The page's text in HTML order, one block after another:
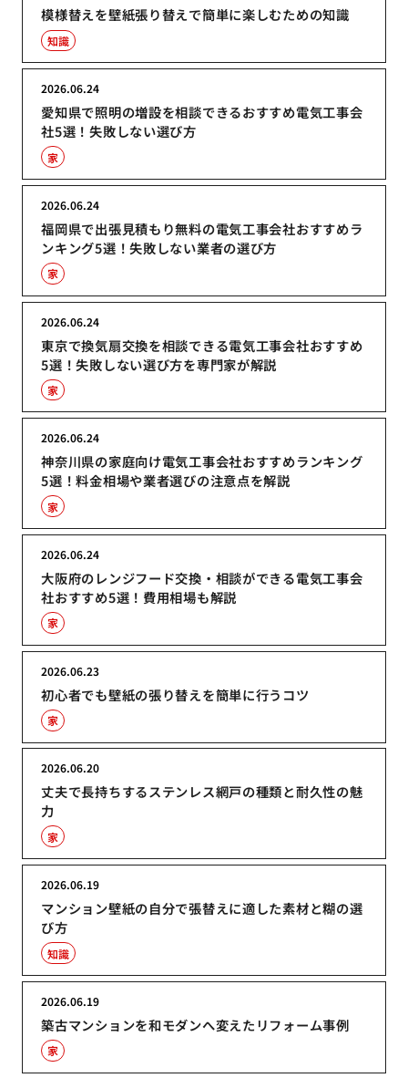
模様替えを壁紙張り替えで簡単に楽しむための知識
知識
愛知県で照明の増設を相談できるおすすめ電気工事会
社5選！失敗しない選び方
2026.06.24
家
福岡県で出張見積もり無料の電気工事会社おすすめラ
ンキング5選！失敗しない業者の選び方
2026.06.24
家
東京で換気扇交換を相談できる電気工事会社おすすめ
5選！失敗しない選び方を専門家が解説
2026.06.24
家
神奈川県の家庭向け電気工事会社おすすめランキング
5選！料金相場や業者選びの注意点を解説
2026.06.24
家
大阪府のレンジフード交換・相談ができる電気工事会
社おすすめ5選！費用相場も解説
2026.06.24
家
初心者でも壁紙の張り替えを簡単に行うコツ
2026.06.23
家
丈夫で長持ちするステンレス網戸の種類と耐久性の魅
力
2026.06.20
家
マンション壁紙の自分で張替えに適した素材と糊の選
び方
2026.06.19
知識
築古マンションを和モダンへ変えたリフォーム事例
2026.06.19
家